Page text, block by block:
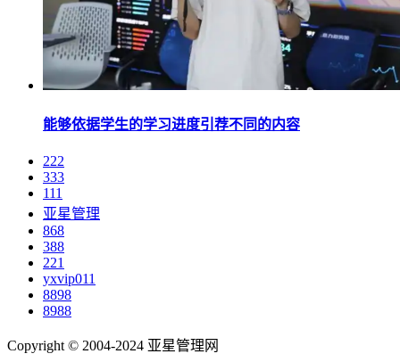
能够依据学生的学习进度引荐不同的内容
222
333
111
亚星管理
868
388
221
yxvip011
8898
8988
Copyright © 2004-2024 亚星管理网